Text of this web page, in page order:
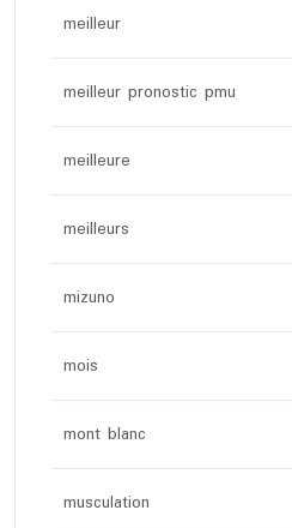
meilleur
meilleur pronostic pmu
meilleure
meilleurs
mizuno
mois
mont blanc
musculation